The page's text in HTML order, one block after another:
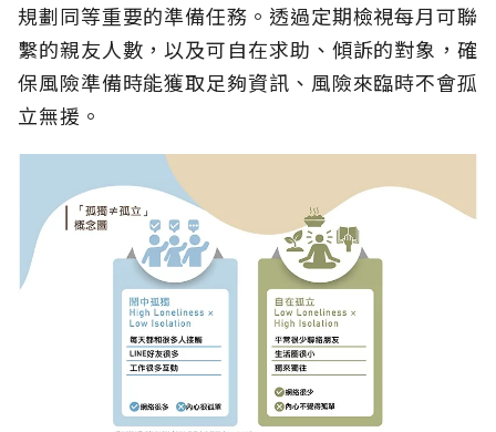
規劃同等重要的準備任務。透過定期檢視每月可聯
繫的親友人數，以及可自在求助、傾訴的對象，確
保風險準備時能獲取足夠資訊、風險來臨時不會孤
立無援。